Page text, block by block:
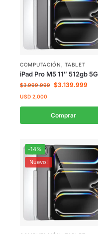
COMPUTACIÓN ,TABLET
iPad Pro M5 11″ 512gb 5G
$3.999.999 $3.139.999
USD 2,000
Comprar
-14%
Nuevo!